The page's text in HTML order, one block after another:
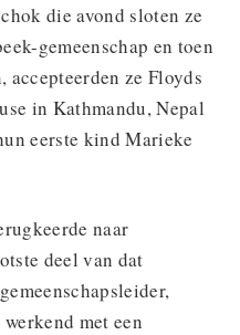
die avond sloten ze
gemeenschap en toen
accepteerden ze Floyds
in Kathmandu, Nepal
eerste kind Marieke
naar
deel van dat
met een